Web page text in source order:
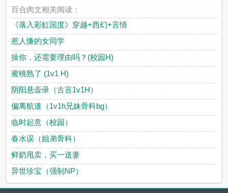
百合肉文相关阅读：
《落入彩虹国度》穿越+西幻+言情
惹人慊的女同学
操你，还需要理由吗？(校园H)
蜜桃熟了 (1v1 H)
阴阳悬壶录（古言1v1H）
偏离航道（1v1h兄妹骨科bg）
临时起意（校园）
春水误（姐弟骨科）
鲜奶甩卖，买一送妻
异世珍宝（强制NP）